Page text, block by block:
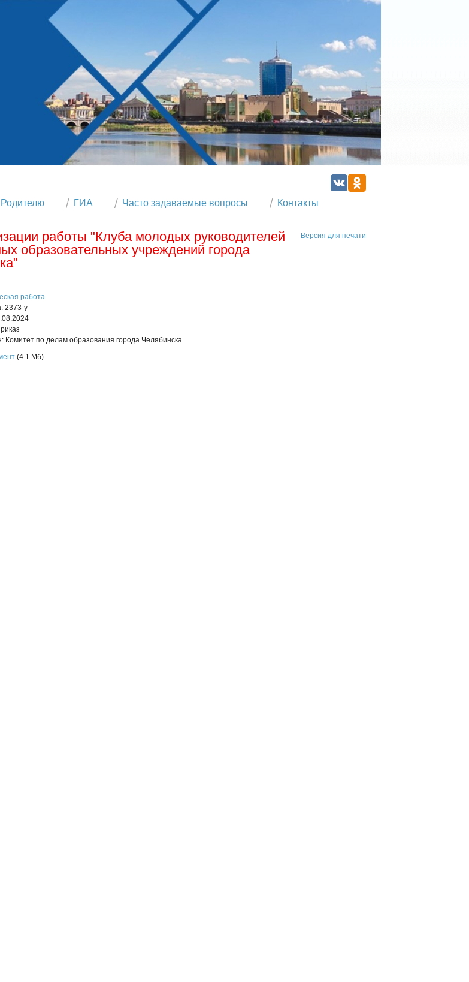
Родителю ГИА Часто задаваемые вопросы Контакты
Версия для печати
работы "Клуба молодых руководителей
образовательных учреждений города
работа
2373-у
Комитет по делам образования города Челябинска
(4.1 Мб)